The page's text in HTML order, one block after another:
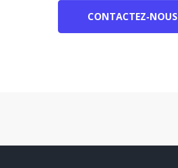
CONTACTEZ-NOUS